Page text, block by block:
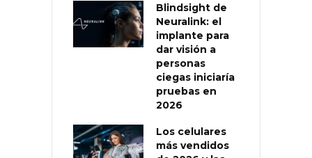
Blindsight de
Neuralink: el
implante para
dar visión a
personas
ciegas iniciaría
pruebas en
2026
Los celulares
más vendidos